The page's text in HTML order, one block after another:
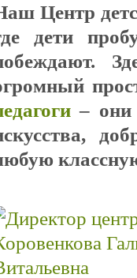
Центр
дети
– они